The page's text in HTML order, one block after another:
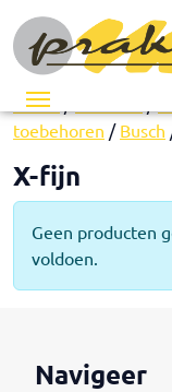
Menu
Home
toebehoren / Busch
X-fijn
Geen producten
voldoen.
Navigeer